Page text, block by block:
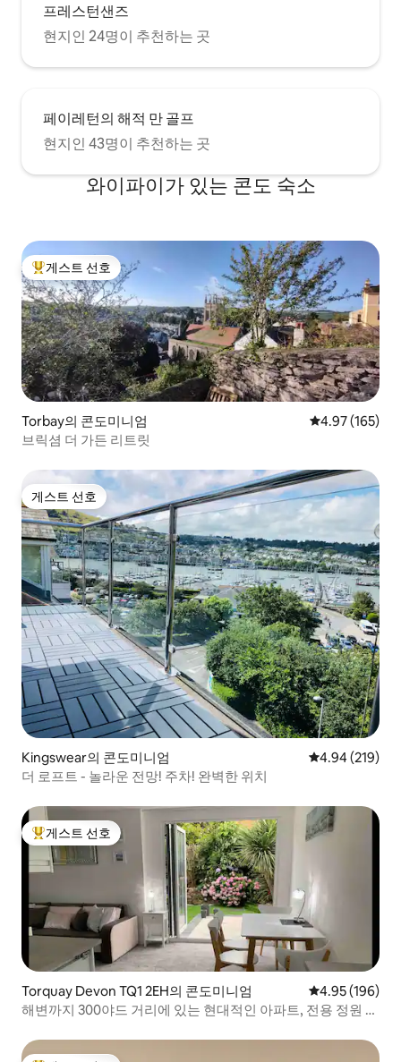
프레스턴샌즈
현지인 24명이 추천하는 곳
페이레턴의 해적 만 골프
현지인 43명이 추천하는 곳
와이파이가 있는 콘도 숙소
상위 게스트 선호
게스트 선호
Torbay의 콘도미니엄 평점 4.97점(5
4.97 (165)
브릭셤 더 가든 리트릿
게스트 선호
게스트 선호
Kingswear의 콘도미니엄 평점 4.94점(5
4.94 (219)
더 로프트 - 놀라운 전망! 주차! 완벽한 위치
상위 게스트 선호
게스트 선호
Torquay Devon TQ1 2EH의 콘도미니엄 평점 4.95점(5
4.95 (196)
해변까지 300야드 거리에 있는 현대적인 아파트, 전용 정원 있